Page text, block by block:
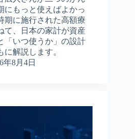
にもっと使えばよかっ
期に施行された高額療
て、日本の家計が資産
「いつ使うか」の設計
解説します。
年8月4日